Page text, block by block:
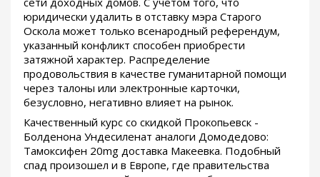
юридически удалить в отставку мэра Старого
Оскола может только всенародный референдум,
указанный конфликт способен приобрести
затяжной характер. Распределение
продовольствия в качестве гуманитарной помощи
через талоны или электронные карточки,
безусловно, негативно влияет на рынок.
Качественный курс со скидкой Прокопьевск -
Болденона Ундесиленат аналоги Домодедово:
Тамоксифен 20mg доставка Макеевка. Подобный
спад произошел и в Европе, где правительства